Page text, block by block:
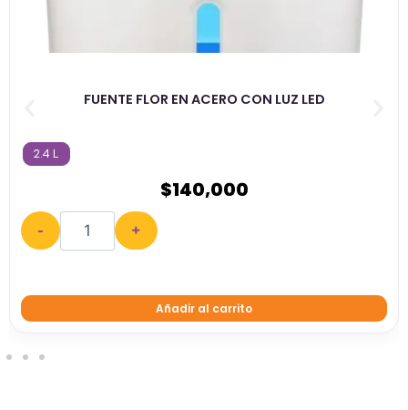
JARAPETS
FUENTE FLOR EN ACERO CON LUZ LED
2.4 L
$140,000
- +
Añadir al carrito